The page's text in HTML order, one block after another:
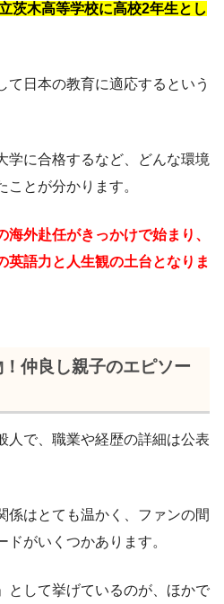
茨木高等学校に高校2年生とし
て日本の教育に適応するという
学に合格するなど、どんな環境
とが分かります。
外赴任がきっかけで始まり、
英語力と人生観の土台となりま
仲良し親子のエピソー
人で、職業や経歴の詳細は公表
係はとても温かく、ファンの間
がいくつかあります。
として挙げているのが、ほかで